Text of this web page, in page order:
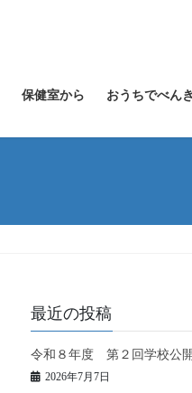
保健室から おうちでべん
最近の投稿
令和８年度 第２回学校公
2026年7月7日